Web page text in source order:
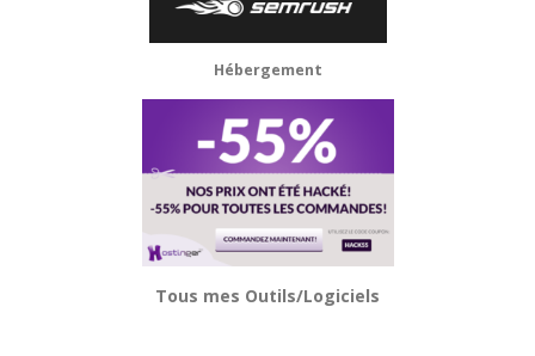
Hébergement
Tous mes Outils/Logiciels